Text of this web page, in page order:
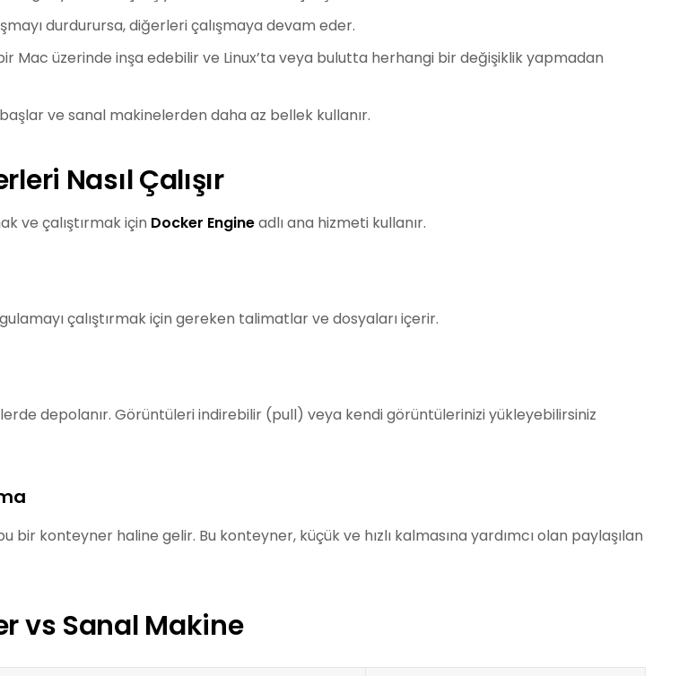
durdurursa, diğerleri çalışmaya devam eder.
Mac üzerinde inşa edebilir ve Linux’ta veya bulutta herhangi bir değişiklik yapmadan
ve sanal makinelerden daha az bellek kullanır.
Nasıl Çalışır
ve çalıştırmak için Docker Engineadlı ana hizmeti kullanır.
çalıştırmak için gereken talimatlar ve dosyaları içerir.
depolanır. Görüntüleri indirebilir (pull) veya kendi görüntülerinizi yükleyebilirsiniz
bir konteyner haline gelir. Bu konteyner, küçük ve hızlı kalmasına yardımcı olan paylaşılan
vs Sanal Makine